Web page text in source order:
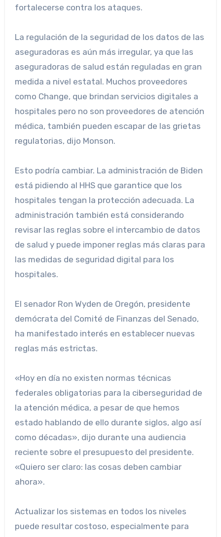
fortalecerse contra los ataques.
La regulación de la seguridad de los datos de las
aseguradoras es aún más irregular, ya que las
aseguradoras de salud están reguladas en gran
medida a nivel estatal. Muchos proveedores
como Change, que brindan servicios digitales a
hospitales pero no son proveedores de atención
médica, también pueden escapar de las grietas
regulatorias, dijo Monson.
Esto podría cambiar. La administración de Biden
está pidiendo al HHS que garantice que los
hospitales tengan la protección adecuada. La
administración también está considerando
revisar las reglas sobre el intercambio de datos
de salud y puede imponer reglas más claras para
las medidas de seguridad digital para los
hospitales.
El senador Ron Wyden de Oregón, presidente
demócrata del Comité de Finanzas del Senado,
ha manifestado interés en establecer nuevas
reglas más estrictas.
«Hoy en día no existen normas técnicas
federales obligatorias para la ciberseguridad de
la atención médica, a pesar de que hemos
estado hablando de ello durante siglos, algo así
como décadas», dijo durante una audiencia
reciente sobre el presupuesto del presidente.
«Quiero ser claro: las cosas deben cambiar
ahora».
Actualizar los sistemas en todos los niveles
puede resultar costoso, especialmente para